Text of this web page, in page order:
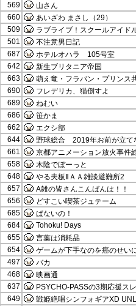
569
山さん
660
あいざわ まさし（29）
509
ラブライブ！スクールアイド
501
不注意男日記
687
ホテルオハラ 105号室
642
新生ブリタニア帝国
663
萌え竜・フラパン・プリンス
690
フレデリカ、猫倒すよ
689
ねむい
686
笹かま
662
エクシ部
644
野球総合 2019年お前が立て
661
京都アニメーション放火事件
658
木陰でぼーっと
648
やる夫板ⅡＡＡ雑談避難所2
657
A雑の皆さんこんばんは！！
656
どすこい喫茶ジュテーム
685
ぱないの！
684
Tohoku! Days
655
言葉は消耗品
654
ゲームが下手なのを癌のせい
497
バカ
468
映画通
637
PSYCHO-PASSの3期応援スレ
649
戦姫絶唱シンフォギアXD